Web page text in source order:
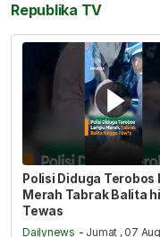
Republika TV
Polisi Diduga Terobos
Merah Tabrak Balita
Tewas
Dailynews - Jumat , 07